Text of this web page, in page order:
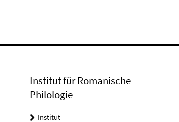
Institut für Romanische
Philologie
Institut